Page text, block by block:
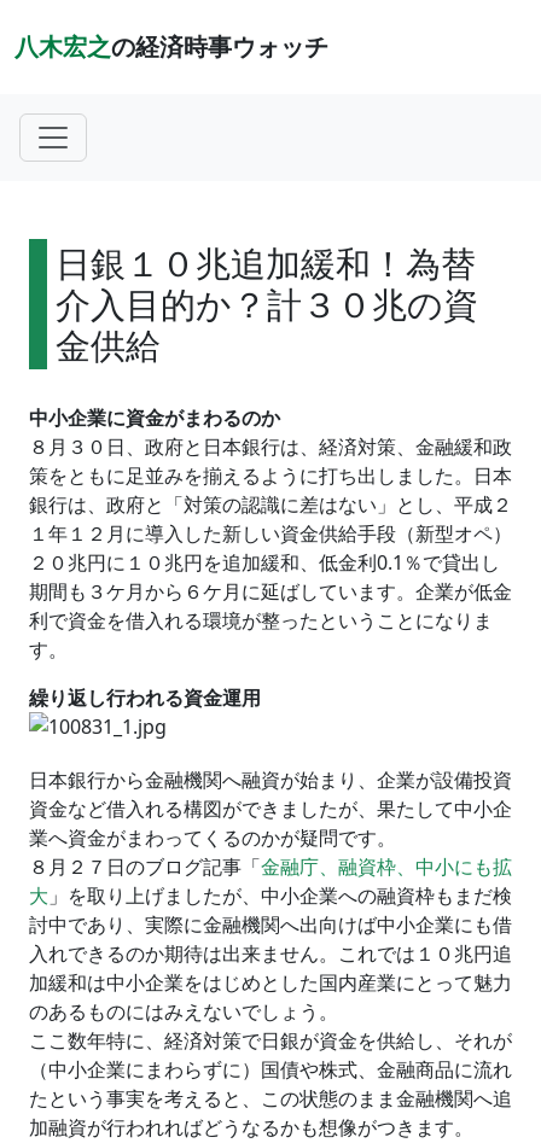
八木宏之の経済時事ウォッチ
日銀１０兆追加緩和！為替
介入目的か？計３０兆の資
金供給
中小企業に資金がまわるのか
８月３０日、政府と日本銀行は、経済対策、金融緩和政
策をともに足並みを揃えるように打ち出しました。日本
銀行は、政府と「対策の認識に差はない」とし、平成２
１年１２月に導入した新しい資金供給手段（新型オペ）
２０兆円に１０兆円を追加緩和、低金利0.1％で貸出し
期間も３ケ月から６ケ月に延ばしています。企業が低金
利で資金を借入れる環境が整ったということになりま
す。
繰り返し行われる資金運用
日本銀行から金融機関へ融資が始まり、企業が設備投資
資金など借入れる構図ができましたが、果たして中小企
業へ資金がまわってくるのかが疑問です。
８月２７日のブログ記事「金融庁、融資枠、中小にも拡
大」を取り上げましたが、中小企業への融資枠もまだ検
討中であり、実際に金融機関へ出向けば中小企業にも借
入れできるのか期待は出来ません。これでは１０兆円追
加緩和は中小企業をはじめとした国内産業にとって魅力
のあるものにはみえないでしょう。
ここ数年特に、経済対策で日銀が資金を供給し、それが
（中小企業にまわらずに）国債や株式、金融商品に流れ
たという事実を考えると、この状態のまま金融機関へ追
加融資が行われればどうなるかも想像がつきます。